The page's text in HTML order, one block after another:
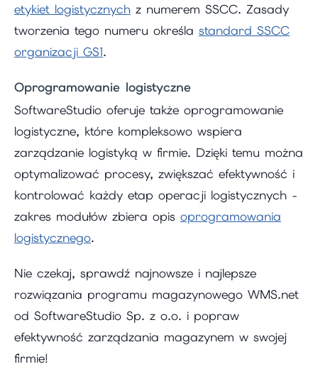
etykiet logistycznych z numerem SSCC. Zasady
tworzenia tego numeru określa standard SSCC
organizacji GS1.
Oprogramowanie logistyczne
SoftwareStudio oferuje także oprogramowanie
logistyczne, które kompleksowo wspiera
zarządzanie logistyką w firmie. Dzięki temu można
optymalizować procesy, zwiększać efektywność i
kontrolować każdy etap operacji logistycznych -
zakres modułów zbiera opis oprogramowania
logistycznego.
Nie czekaj, sprawdź najnowsze i najlepsze
rozwiązania programu magazynowego WMS.net
od SoftwareStudio Sp. z o.o. i popraw
efektywność zarządzania magazynem w swojej
firmie!